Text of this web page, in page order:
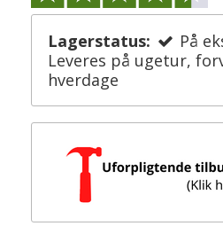
Lagerstatus:
På
Leveres på ugetur,
hverdage